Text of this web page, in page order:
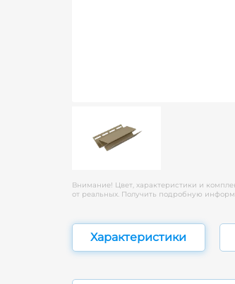
Внимание! Цвет, характеристики и
от реальных. Получить подробную
Характеристики